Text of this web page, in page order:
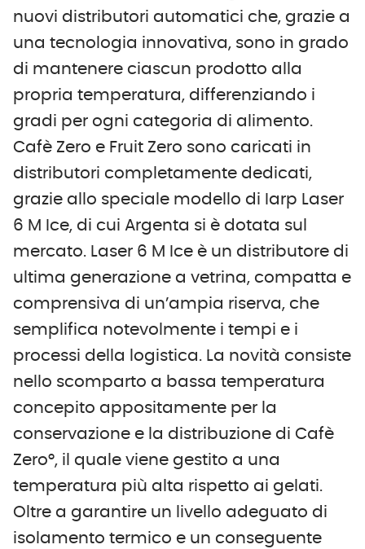
nuovi distributori automatici che, grazie a
una tecnologia innovativa, sono in grado
di mantenere ciascun prodotto alla
propria temperatura, differenziando i
gradi per ogni categoria di alimento.
Cafè Zero e Fruit Zero sono caricati in
distributori completamente dedicati,
grazie allo speciale modello di Iarp Laser
6 M Ice, di cui Argenta si è dotata sul
mercato. Laser 6 M Ice è un distributore di
ultima generazione a vetrina, compatta e
comprensiva di un’ampia riserva, che
semplifica notevolmente i tempi e i
processi della logistica. La novità consiste
nello scomparto a bassa temperatura
concepito appositamente per la
conservazione e la distribuzione di Cafè
Zero°, il quale viene gestito a una
temperatura più alta rispetto ai gelati.
Oltre a garantire un livello adeguato di
isolamento termico e un conseguente